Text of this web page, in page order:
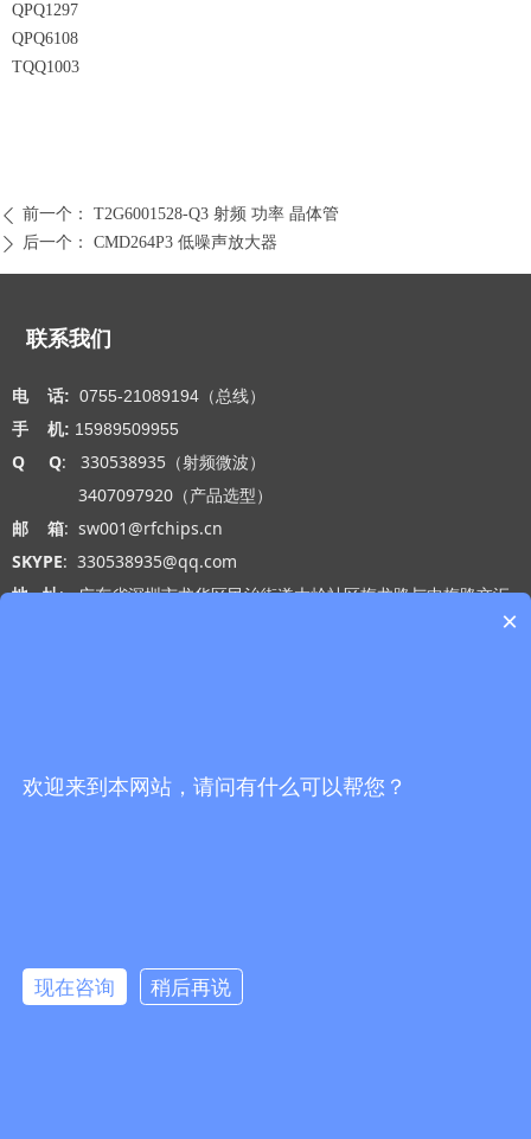
QPQ1297
QPQ6108
TQQ1003
ꄴ 前一个： T2G6001528-Q3 射频 功率 晶体管
ꄲ 后一个： CMD264P3 低噪声放大器
联系我们
电 话: 0755-21089194（总线）
手 机: 15989509955
Q Q: 330538935（射频微波）
3407097920（产品选型）
邮 箱: sw001@rfchips.cn
SKYPE: 330538935@qq.com
地 址: 广东省深圳市龙华区民治街道大岭社区梅龙路与中梅路交汇
联系我们
×
欢迎来到本网站，请问有什么可以帮您？
现在咨询 稍后再说